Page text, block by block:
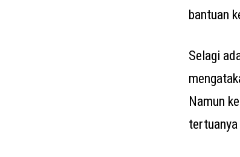
bantuan
Selagi
Namun